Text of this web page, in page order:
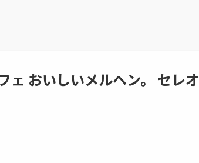
おいしいメルヘン。 セレオ